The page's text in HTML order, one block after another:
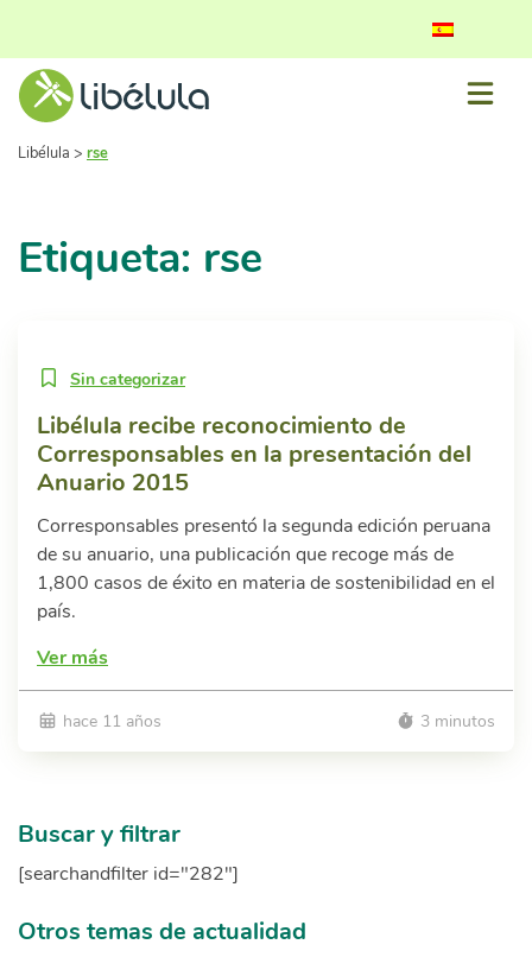
Libélula > rse
Etiqueta: rse
Sin categorizar
Libélula recibe reconocimiento de
Corresponsables en la presentación del
Anuario 2015
Corresponsables presentó la segunda edición peruana
de su anuario, una publicación que recoge más de
1,800 casos de éxito en materia de sostenibilidad en el
país.
Ver más
hace 11 años 3 minutos
Buscar y filtrar
[searchandfilter id="282"]
Otros temas de actualidad